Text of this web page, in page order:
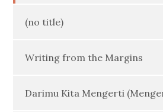
(no title)
Writing from the Margins
Darimu Kita Mengerti